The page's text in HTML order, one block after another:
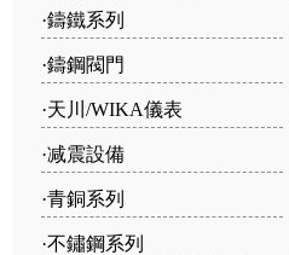
·鑄鐵系列
·鑄鋼閥門
·天川/WIKA儀表
·减震設備
·青銅系列
·不鏽鋼系列